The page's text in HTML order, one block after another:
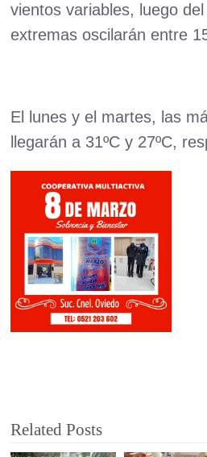
vientos variables, luego
extremas oscilarán entre
El lunes y el martes, las
llegarán a 31ºC y 27ºC,
Related Posts